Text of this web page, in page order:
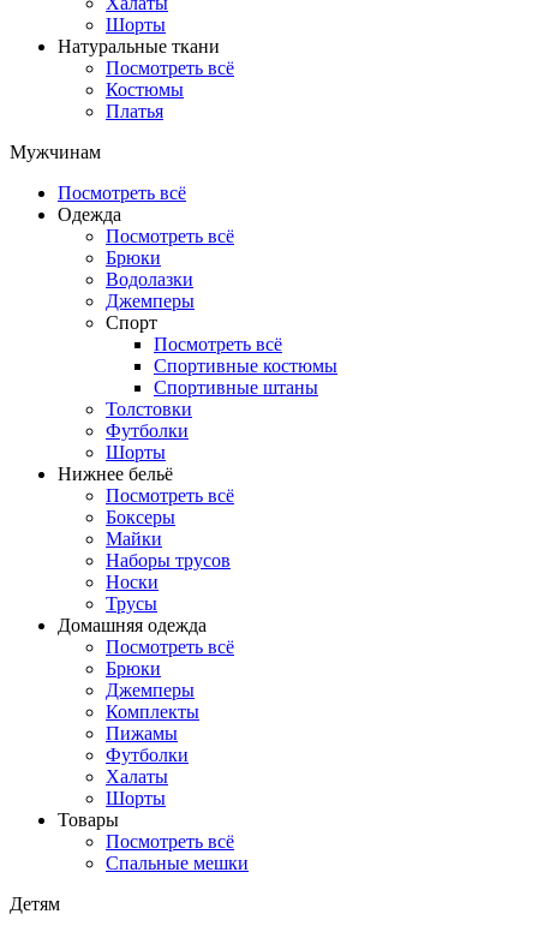
Шорты
Натуральные ткани
Посмотреть всё
Костюмы
Платья
Мужчинам
Посмотреть всё
Одежда
Посмотреть всё
Брюки
Водолазки
Джемперы
Спорт
Посмотреть всё
Спортивные костюмы
Спортивные штаны
Толстовки
Футболки
Шорты
Нижнее бельё
Посмотреть всё
Боксеры
Майки
Наборы трусов
Носки
Трусы
Домашняя одежда
Посмотреть всё
Брюки
Джемперы
Комплекты
Пижамы
Футболки
Халаты
Шорты
Товары
Посмотреть всё
Спальные мешки
Детям